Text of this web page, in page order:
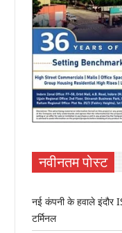
नवीनतम पोस्ट
नई कंपनी के हवाले इंदौर
टर्मिनल